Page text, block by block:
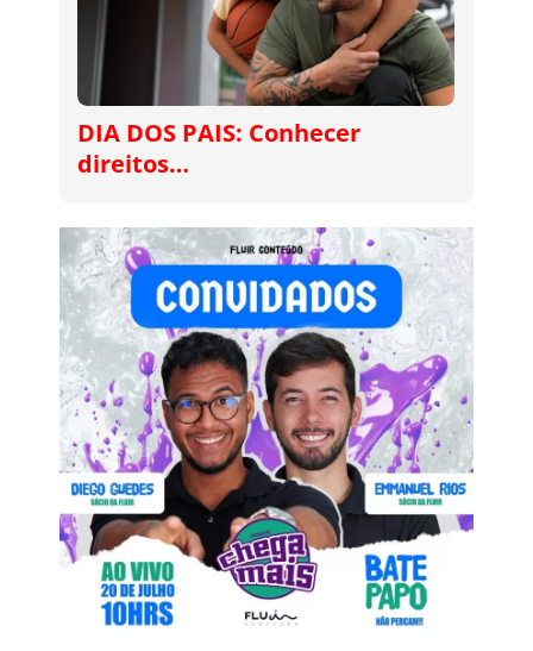
DIA DOS PAIS: Conhecer
direitos…